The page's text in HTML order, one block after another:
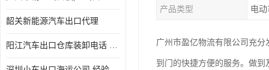
韶关新能源汽车出口代理
阳江汽车出口仓库装卸电话 经验丰富
产品类型 电
广州市盈亿物流有限公司充
到门的快捷方便的服务。做